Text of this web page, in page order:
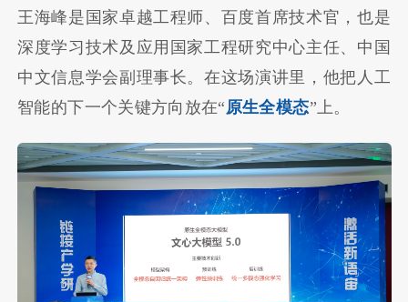
王海峰是国家卓越工程师、百度首席技术官，也是
深度学习技术及应用国家工程研究中心主任、中国
中文信息学会副理事长。在这场演讲里，他把人工
智能的下一个关键方向放在“原生全模态”上。